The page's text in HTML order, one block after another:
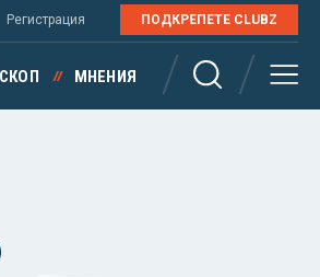
Регистрация ПОДКРЕПЕТЕ CLUBZ
МНЕНИЯ